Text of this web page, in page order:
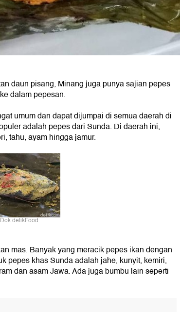
daun pisang, Minang juga punya sajian pepes
dalam pepesan.
umum dan dapat dijumpai di semua daerah di
adalah pepes dari Sunda. Di daerah ini,
tahu, ayam hingga jamur.
mas. Banyak yang meracik pepes ikan dengan
pepes khas Sunda adalah jahe, kunyit, kemiri,
dan asam Jawa. Ada juga bumbu lain seperti